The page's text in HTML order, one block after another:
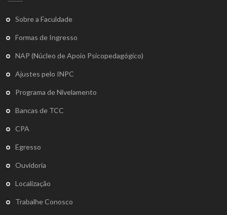
Sobre a Faculdade
Formas de Ingresso
NAP (Núcleo de Apoio Psicopedagógico)
Ajustes pelo INPC
Programa de Nivelamento
Bancas de TCC
CPA
Egresso
Ouvidoria
Localização
Trabalhe Conosco